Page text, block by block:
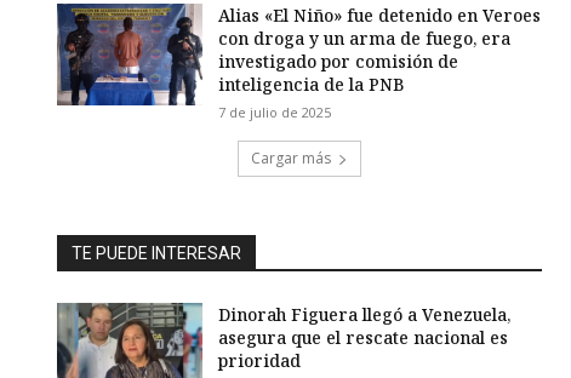
Alias «El Niño» fue detenido en Veroes
con droga y un arma de fuego, era
investigado por comisión de
inteligencia de la PNB
7 de julio de 2025
Cargar más
TE PUEDE INTERESAR
Dinorah Figuera llegó a Venezuela,
asegura que el rescate nacional es
prioridad